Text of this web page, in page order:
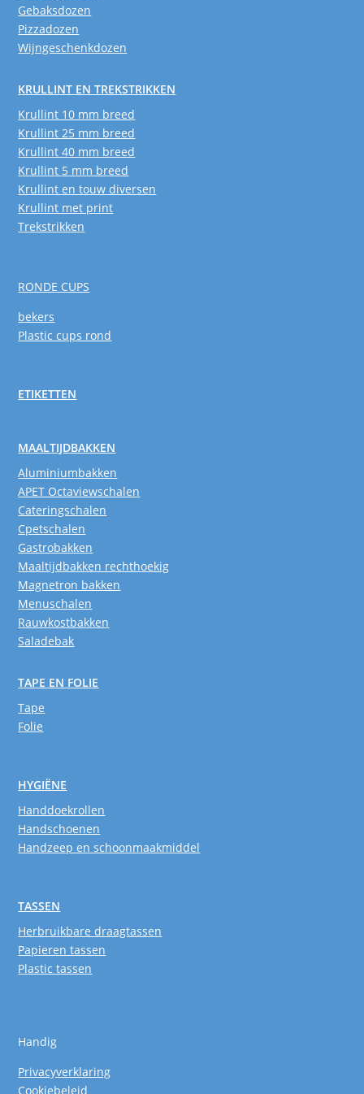
Gebaksdozen
Pizzadozen
Wijngeschenkdozen
KRULLINT EN TREKSTRIKKEN
Krullint 10 mm breed
Krullint 25 mm breed
Krullint 40 mm breed
Krullint 5 mm breed
Krullint en touw diversen
Krullint met print
Trekstrikken
RONDE CUPS
bekers
Plastic cups rond
ETIKETTEN
MAALTIJDBAKKEN
Aluminiumbakken
APET Octaviewschalen
Cateringschalen
Cpetschalen
Gastrobakken
Maaltijdbakken rechthoekig
Magnetron bakken
Menuschalen
Rauwkostbakken
Saladebak
TAPE EN FOLIE
Tape
Folie
HYGIËNE
Handdoekrollen
Handschoenen
Handzeep en schoonmaakmiddel
TASSEN
Herbruikbare draagtassen
Papieren tassen
Plastic tassen
Handig
Privacyverklaring
Cookiebeleid